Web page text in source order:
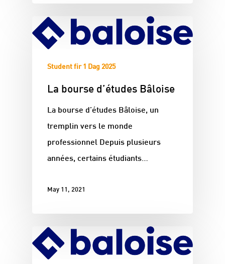
Student fir 1 Dag 2025
La bourse d’études Bâloise
La bourse d’études Bâloise, un
tremplin vers le monde
professionnel Depuis plusieurs
années, certains étudiants…
May 11, 2021